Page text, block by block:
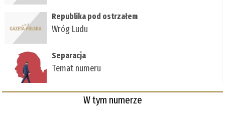
Republika pod ostrzałem
Wróg Ludu
Separacja
Temat numeru
W tym numerze